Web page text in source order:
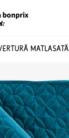
bonprix
MATLASATĂ